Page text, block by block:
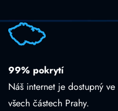
99% pokrytí
Náš internet je dostupný ve
všech částech Prahy.